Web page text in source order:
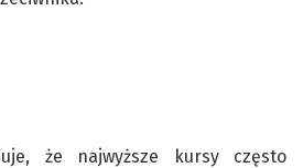
że najwyższe kursy często